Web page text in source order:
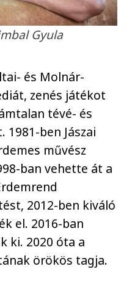
Gyula
és Molnár-
zenés játékot
tévé- és
ben Jászai
művész
ban vehette át a
2012-ben kiváló
el. 2016-ban
ki. 2020 óta a
örökös tagja.